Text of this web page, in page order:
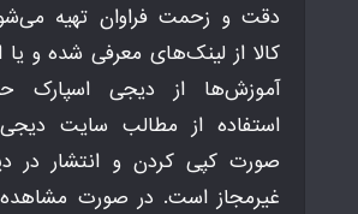
دقت و زحمت فراوان تهیه
کالا از لینک‌های معرفی شده و یا
آموزش‌ها از دیجی اسپارک
استفاده از مطالب سایت
صورت کپی کردن و انتشار در
غیرمجاز است. در صورت مشاهده